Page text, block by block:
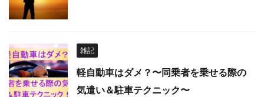
雑記
軽自動車はダメ？〜同乗者を乗せる際の
気遣い＆駐車テクニック〜